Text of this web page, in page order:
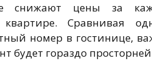
снижают цены за
Сравнивая
номер в гостинице,
будет гораздо